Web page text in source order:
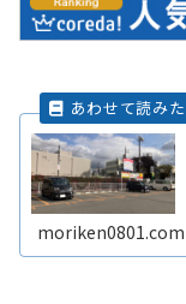
moriken0801.com